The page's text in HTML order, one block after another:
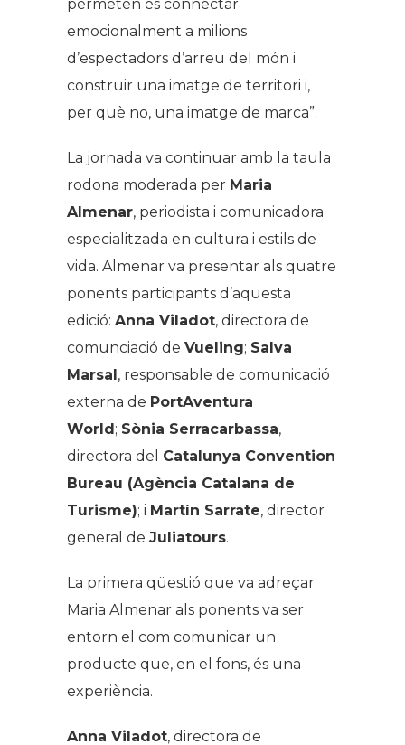
permeten és connectar
emocionalment a milions
d’espectadors d’arreu del món i
construir una imatge de territori i,
per què no, una imatge de marca”.
La jornada va continuar amb la taula
rodona moderada per Maria
Almenar, periodista i comunicadora
especialitzada en cultura i estils de
vida. Almenar va presentar als quatre
ponents participants d’aquesta
edició: Anna Viladot, directora de
comunciació de Vueling; Salva
Marsal, responsable de comunicació
externa de PortAventura
World; Sònia Serracarbassa,
directora del Catalunya Convention
Bureau (Agència Catalana de
Turisme); i Martín Sarrate, director
general de Juliatours.
La primera qüestió que va adreçar
Maria Almenar als ponents va ser
entorn el com comunicar un
producte que, en el fons, és una
experiència.
Anna Viladot, directora de